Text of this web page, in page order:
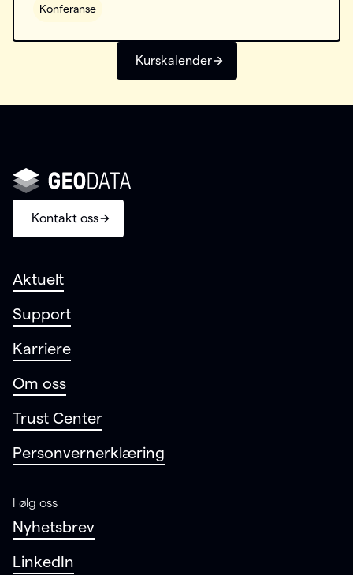
Konferanse
Kurskalender
Kontakt oss
Aktuelt
Support
Karriere
Om oss
Trust Center
Personvernerklæring
Følg oss
Nyhetsbrev
LinkedIn